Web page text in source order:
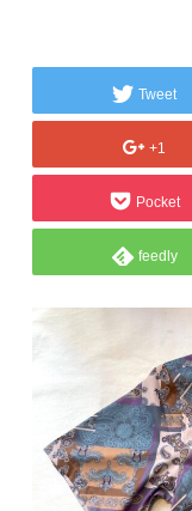
Tweet
+1
Pocket
feedly